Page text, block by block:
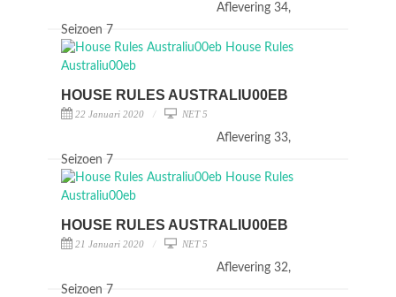
Aflevering 34,
Seizoen 7
HOUSE RULES AUSTRALIU00EB
22 Januari 2020 NET 5
Aflevering 33,
Seizoen 7
HOUSE RULES AUSTRALIU00EB
21 Januari 2020 NET 5
Aflevering 32,
Seizoen 7